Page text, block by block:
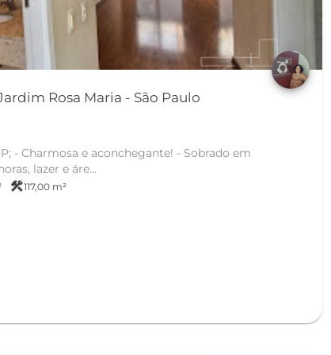
Casa Condomínio Liberty, Jardim Rosa Maria - São Paulo
- Charmosa e aconchegante! - Sobrado em
lazer e áre...
construction117,00 m²